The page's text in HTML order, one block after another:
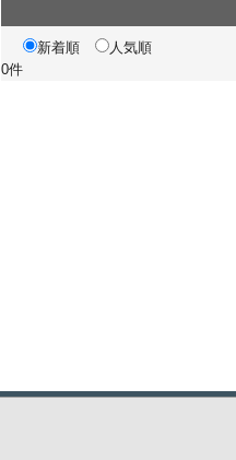
新着順
人気順
0件